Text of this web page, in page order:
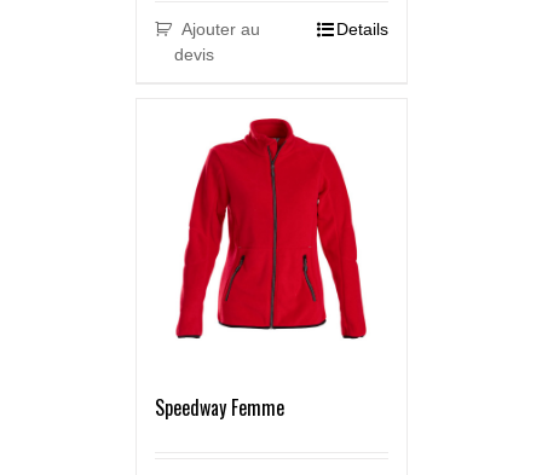
Ajouter au
devis
Details
Speedway Femme